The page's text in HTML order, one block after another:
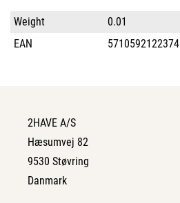
Weight
0.01
EAN
5710592122374
2HAVE A/S
Hæsumvej 82
9530 Støvring
Danmark